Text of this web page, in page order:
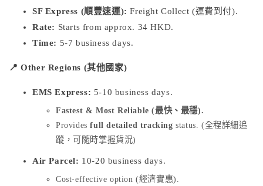
SF Express (順豐速運): Freight Collect (運費到付).
Rate: Starts from approx. 34 HKD.
Time: 5-7 business days.
📍 Other Regions (其他國家)
EMS Express: 5-10 business days.
Fastest & Most Reliable (最快、最穩).
Providesfull detailed tracking status. (全程詳細追
蹤，可隨時掌握貨況)
Air Parcel: 10-20 business days.
Cost-effective option (經濟實惠).